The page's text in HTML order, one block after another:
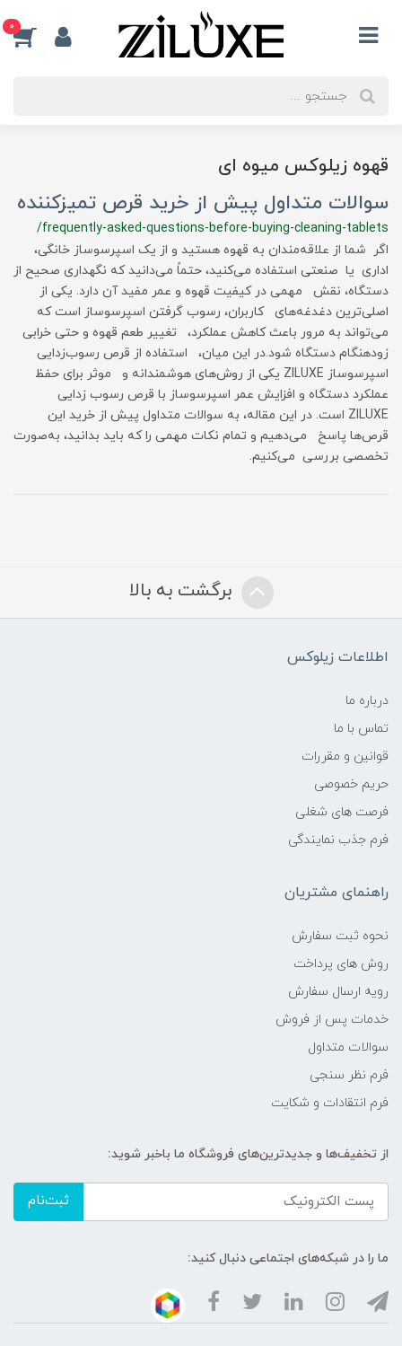
0
قهوه زیلوکس میوه ای
سوالات متداول پیش از خرید قرص تمیزکننده
/frequently-asked-questions-before-buying-cleaning-tablets
اگر شما از علاقه‌مندان به قهوه هستید و از یک اسپرسوساز خانگی،
اداری یا صنعتی استفاده می‌کنید، حتماً می‌دانید که نگهداری صحیح از
دستگاه، نقش مهمی در کیفیت قهوه و عمر مفید آن دارد. یکی از
اصلی‌ترین دغدغه‌های کاربران، رسوب گرفتن اسپرسوساز است که
می‌تواند به مرور باعث کاهش عملکرد، تغییر طعم قهوه و حتی خرابی
زودهنگام دستگاه شود.در این میان، استفاده از قرص رسوب‌زدایی
اسپرسوساز ZILUXE یکی از روش‌های هوشمندانه و موثر برای حفظ
عملکرد دستگاه و افزایش عمر اسپرسوساز با قرص رسوب زدایی
ZILUXE است. در این مقاله، به سوالات متداول پیش از خرید این
قرص‌ها پاسخ می‌دهیم و تمام نکات مهمی را که باید بدانید، به‌صورت
تخصصی بررسی می‌کنیم.
برگشت به بالا
اطلاعات زیلوکس
درباره ما
تماس با ما
قوانین و مقررات
حریم خصوصی
فرصت های شغلی
فرم جذب نمایندگی
راهنمای مشتریان
نحوه ثبت سفارش
روش های پرداخت
رویه ارسال سفارش
خدمات پس از فروش
سوالات متداول
فرم نظر سنجی
فرم انتقادات و شکایت
از تخفیف‌ها و جدیدترین‌های فروشگاه ما باخبر شوید:
ثبت‌نام
ما را در شبکه‌های اجتماعی دنبال کنید: